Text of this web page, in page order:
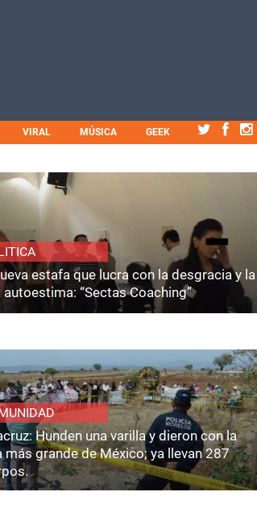
VIRAL MÚSICA GEEK
estafa que lucra con la desgracia y la
autoestima: “Sectas Coaching”
Hunden una varilla y dieron con la
más grande de México; ya llevan 287